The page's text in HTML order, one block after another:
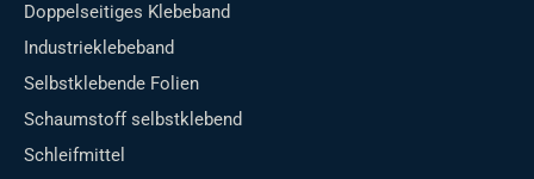
Doppelseitiges Klebeband
Industrieklebeband
Selbstklebende Folien
Schaumstoff selbstklebend
Schleifmittel